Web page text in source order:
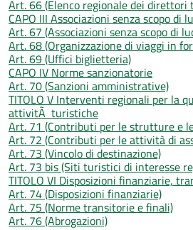
Art. 66 (Elenco regionale dei direttori
CAPO III Associazioni senza scopo
Art. 67 (Associazioni senza scopo di
Art. 68 (Organizzazione di viaggi in
Art. 69 (Uffici biglietteria)
CAPO IV Norme sanzionatorie
Art. 70 (Sanzioni amministrative)
TITOLO V Interventi regionali per la
attivitÃ turistiche
Art. 71 (Contributi per le strutture e
Art. 72 (Contributi per le attività di
Art. 73 (Vincolo di destinazione)
Art. 73 bis (Siti turistici di interesse
TITOLO VI Disposizioni finanziarie,
Art. 74 (Disposizioni finanziarie)
Art. 75 (Norme transitorie e finali)
Art. 76 (Abrogazioni)